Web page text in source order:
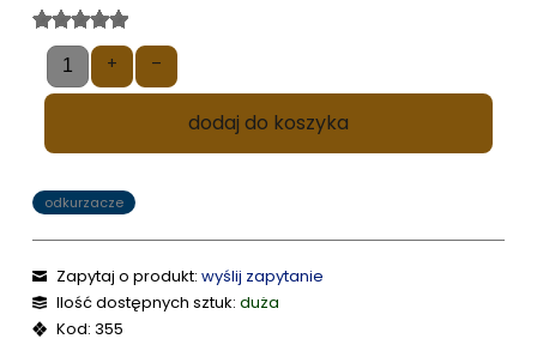
+ –
dodaj do koszyka
odkurzacze
Zapytaj o produkt:wyślij zapytanie
Ilość dostępnych sztuk:duża
Kod: 355